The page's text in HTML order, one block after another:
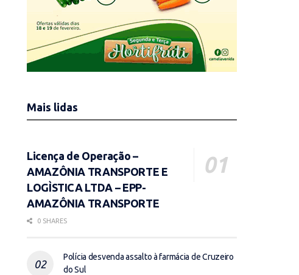
Mais lidas
Licença de Operação –
AMAZÔNIA TRANSPORTE E
LOGÌSTICA LTDA – EPP-
AMAZÔNIA TRANSPORTE
0 SHARES
Polícia desvenda assalto à farmácia de Cruzeiro
do Sul